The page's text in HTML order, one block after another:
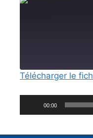
RSS FEED
EMBED
Télécharger le
audio
00:00